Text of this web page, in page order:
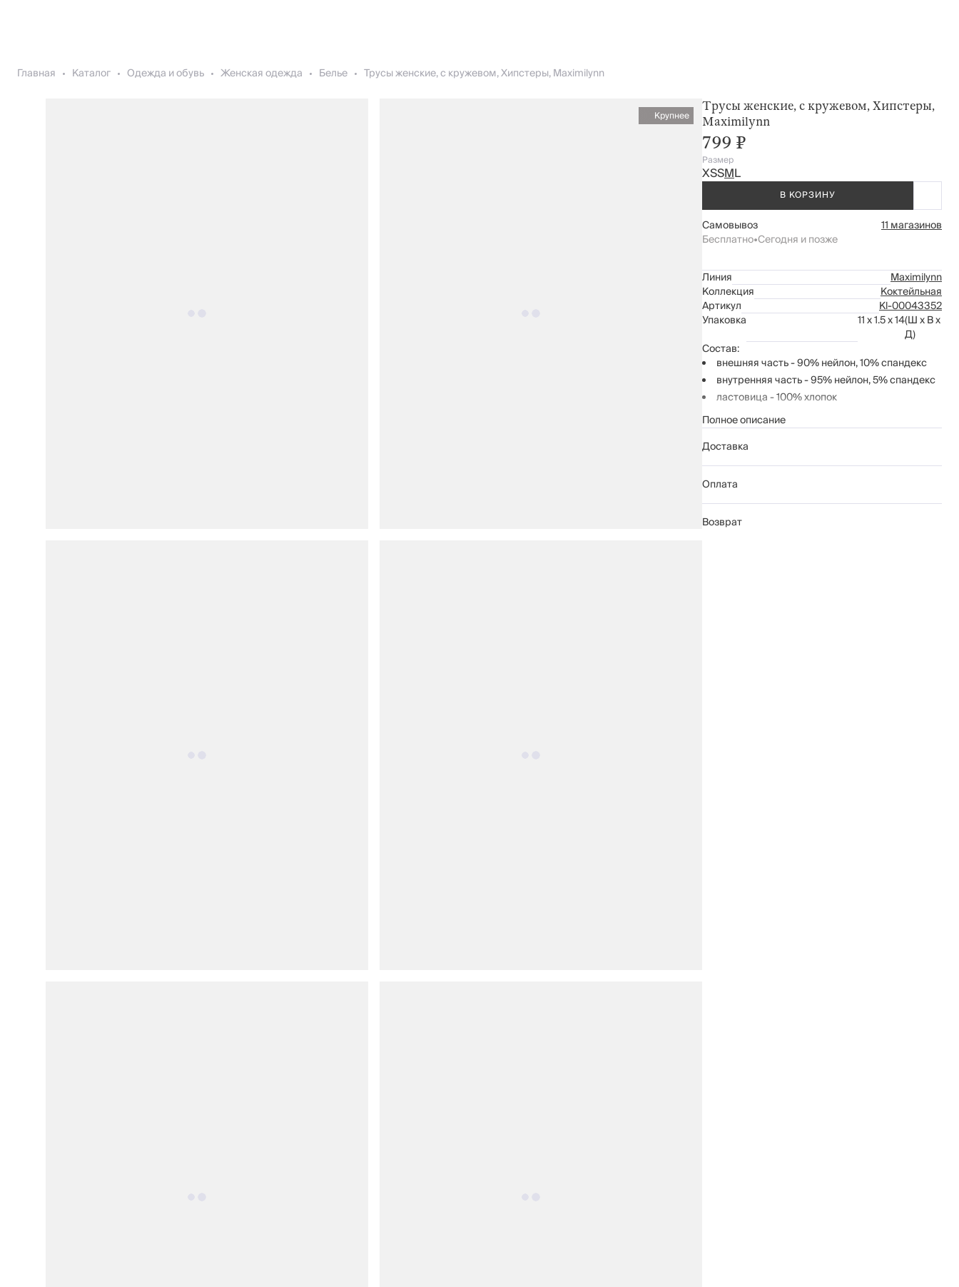
Главная Каталог Одежда и обувь Женская одежда Белье Трусы женские, с кружевом, Хипстеры, Maximilynn
Крупнее
Трусы женские, с кружевом, Хипстеры,
Maximilynn
799 ₽
Размер
XSSML
В КОРЗИНУ
Самовывоз
11 магазинов
Бесплатно•Сегодня и позже
Линия
Maximilynn
Коллекция
Коктейльная
Артикул
Kl-00043352
Упаковка
11 x 1.5 x 14(Ш x В x
Д)
Состав:
внешняя часть - 90% нейлон, 10% спандекс
внутренняя часть - 95% нейлон, 5% спандекс
ластовица - 100% хлопок
Рекомендации по уходу:
особо деликатная стирка при температуре до
30°С
не отбеливать
глажение запрещено
химчистка запрещена
Полное описание
Доставка
Оплата
Возврат